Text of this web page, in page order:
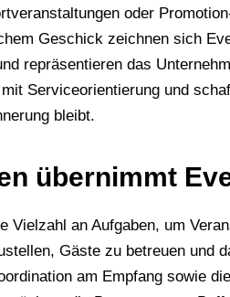
oder
Geschick zeichnen sich
repräsentieren das
Serviceorientierung und
bleibt.
übernimmt
Vielzahl an Aufgaben, um
Gäste zu betreuen und
am Empfang sowie